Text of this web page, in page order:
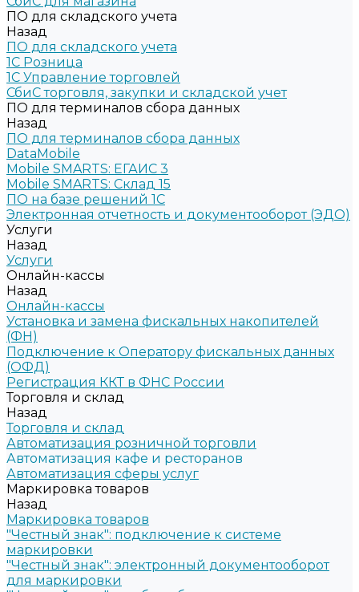
ПО для складского учета
Назад
ПО для складского учета
1C Розница
1С Управление торговлей
СбиС торговля, закупки и складской учет
ПО для терминалов сбора данных
Назад
ПО для терминалов сбора данных
DataMobile
Mobile SMARTS: ЕГАИС 3
Mobile SMARTS: Склад 15
ПО на базе решений 1С
Электронная отчетность и документооборот (ЭДО)
Услуги
Назад
Услуги
Онлайн-кассы
Назад
Онлайн-кассы
Установка и замена фискальных накопителей
(ФН)
Подключение к Оператору фискальных данных
(ОФД)
Регистрация ККТ в ФНС России
Торговля и склад
Назад
Торговля и склад
Автоматизация розничной торговли
Автоматизация кафе и ресторанов
Автоматизация сферы услуг
Маркировка товаров
Назад
Маркировка товаров
"Честный знак": подключение к системе
маркировки
"Честный знак": электронный документооборот
для маркировки